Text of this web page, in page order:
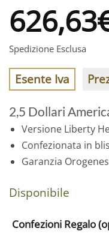
626,63
Spedizione Esclusa
Esente Iva
2,5 Dollari
Versione Liberty
Confezionata in
Garanzia
Disponibile
Confezioni Regalo